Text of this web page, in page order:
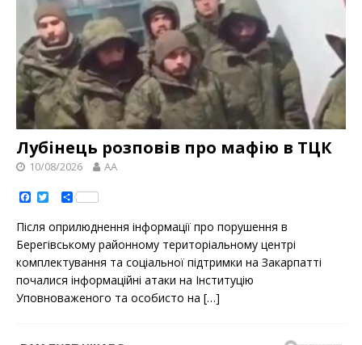
Лубінець розповів про мафію в ТЦК
10/08/2026 AA
a
e
b
o
o
k
t
t
e
r
S
h
r
e
Після оприлюднення інформації про порушення в
Берегівському районному територіальному центрі
комплектування та соціальної підтримки на Закарпатті
почалися інформаційні атаки на Інституцію
Уповноваженого та особисто на […]